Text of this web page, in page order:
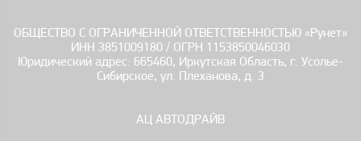
ОБЩЕСТВО С ОГРАНИЧЕННОЙ ОТВЕТСТВЕННОСТЬЮ «Рунет»
ИНН 3851009180 / ОГРН 1153850046030
Юридический адрес: 665460, Иркутская Область, г. Усолье-
Сибирское, ул. Плеханова, д. 3
АЦ АВТОДРАЙВ